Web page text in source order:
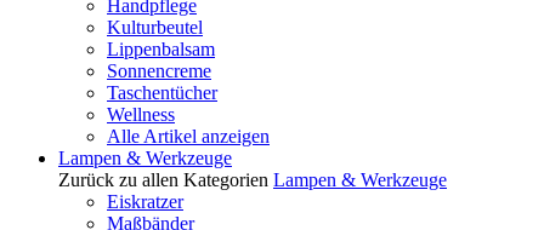
Handpflege
Kulturbeutel
Lippenbalsam
Sonnencreme
Taschentücher
Wellness
Alle Artikel anzeigen
Lampen & Werkzeuge
Zurück zu allen Kategorien Lampen & Werkzeuge
Eiskratzer
Maßbänder